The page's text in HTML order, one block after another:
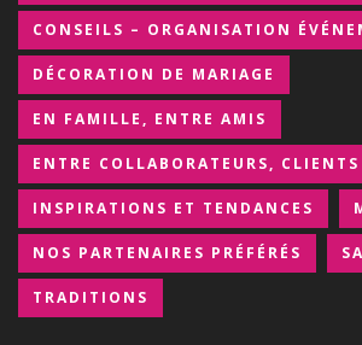
CONSEILS – ORGANISATION
DÉCORATION DE MARIAGE
EN FAMILLE, ENTRE AMIS
ENTRE COLLABORATEURS, CLIENTS
INSPIRATIONS ET TENDANCES
NOS PARTENAIRES PRÉFÉRÉS
TRADITIONS